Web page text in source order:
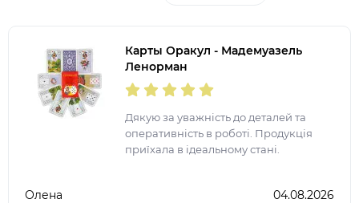
Карты Оракул - Мадемуазель
Ленорман
Дякую за уважність до деталей та
оперативність в роботі. Продукція
приїхала в ідеальному стані.
Олена 04.08.2026